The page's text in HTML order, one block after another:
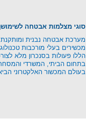
סוגי מצלמות אבטחה
מערכת אבטחה נבנית
מכשירים בעלי מורכבות
הללו פעולות בסנכרון מלא
בתחום הביתי, המשרדי
בעולם המכשור האלקטרוני